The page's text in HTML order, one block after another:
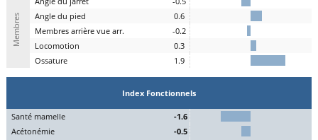
Membres
Angle du pied
0.6
Membres arrière vue arr.
-0.2
Locomotion
0.3
Ossature 1.9
Index Fonctionnels
Santé mamelle
-1.6
Acétonémie
-0.5